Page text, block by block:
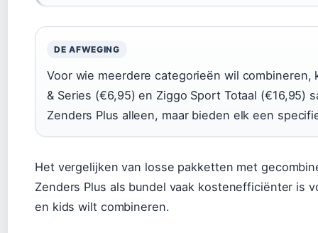
DE AFWEGING
Voor wie meerdere categorieën wil
& Series (€6,95) en Ziggo Sport Totaal (€16,95)
Zenders Plus alleen, maar bieden elk een
Het vergelijken van losse pakketten met
Zenders Plus als bundel vaak kostenefficiënter is
en kids wilt combineren.